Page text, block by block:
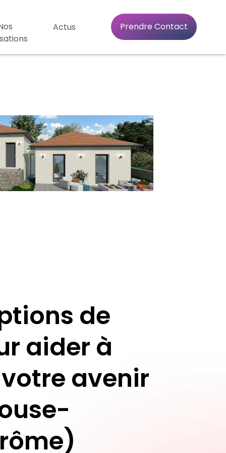
Actus Prendre Contact
de
aider à
avenir